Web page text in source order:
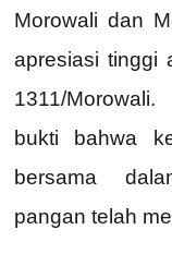
Morowali dan
apresiasi tinggi
1311/
bukti bahwa
bersama
pangan telah